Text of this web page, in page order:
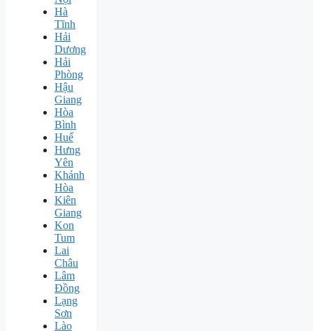
Hà
Tĩnh
Hải
Dương
Hải
Phòng
Hậu
Giang
Hòa
Bình
Huế
Hưng
Yên
Khánh
Hòa
Kiên
Giang
Kon
Tum
Lai
Châu
Lâm
Đồng
Lạng
Sơn
Lào